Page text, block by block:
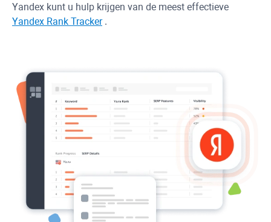
Yandex kunt u hulp krijgen van de meest effectieve
Yandex Rank Tracker.